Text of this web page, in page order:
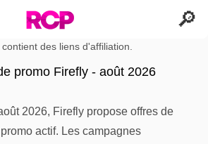
des liens d'affiliation.
promo Firefly - août 2026
2026, Firefly propose offres de
actif. Les campagnes